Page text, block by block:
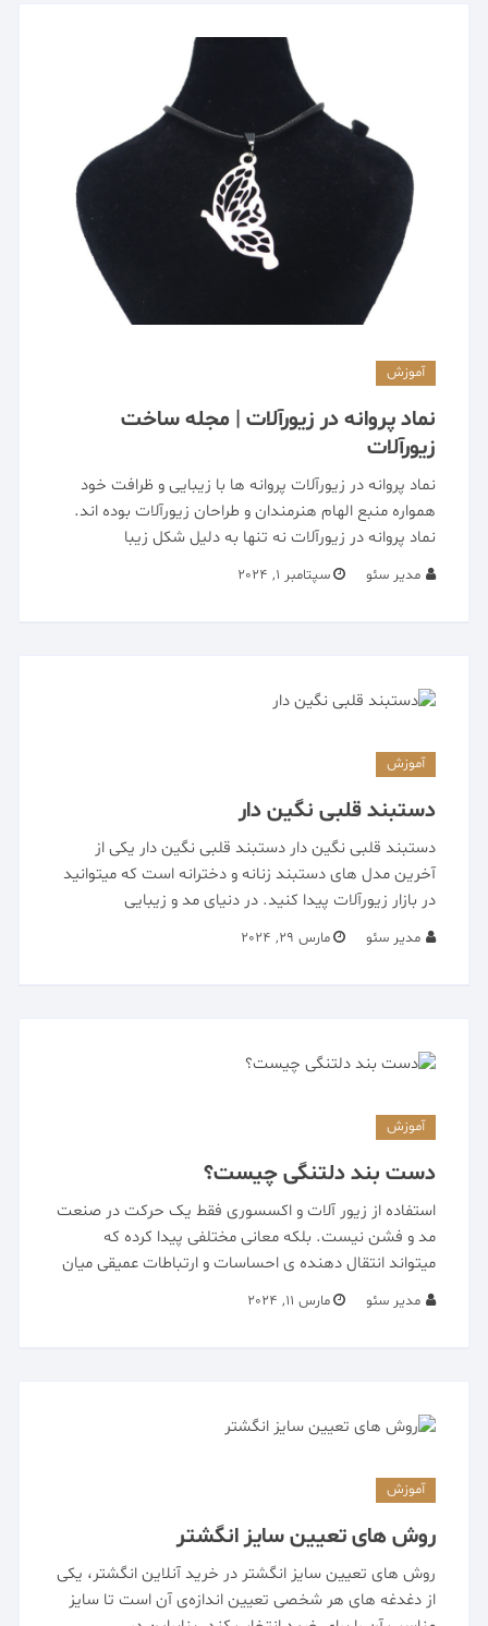
آموزش
نماد پروانه در زیورآلات | مجله ساخت
زیورآلات
نماد پروانه در زیورآلات پروانه ها با زیبایی و ظرافت خود
همواره منبع الهام هنرمندان و طراحان زیورآلات بوده اند.
نماد پروانه در زیورآلات نه تنها به دلیل شکل زیبا
مدیر سئو سپتامبر 1, 2024
آموزش
دستبند قلبی نگین دار
دستبند قلبی نگین دار دستبند قلبی نگین دار یکی از
آخرین مدل های دستبند زنانه و دخترانه است که میتوانید
در بازار زیورآلات پیدا کنید. در دنیای مد و زیبایی
مدیر سئو مارس 29, 2024
آموزش
دست بند دلتنگی چیست؟
استفاده از زیور آلات و اکسسوری فقط یک حرکت در صنعت
مد و فشن نیست. بلکه معانی مختلفی پیدا کرده که
میتواند انتقال دهنده ی احساسات و ارتباطات عمیقی میان
مدیر سئو مارس 11, 2024
آموزش
روش های تعیین سایز انگشتر
روش های تعیین سایز انگشتر در خرید آنلاین انگشتر، یکی
از دغدغه های هر شخصی تعیین اندازه‌ی آن است تا سایز